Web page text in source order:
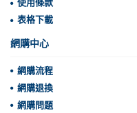
使用條款
表格下載
網購中心
網購流程
網購退換
網購問題